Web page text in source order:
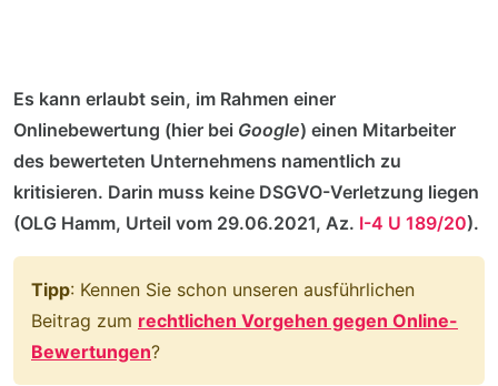
Es kann erlaubt sein, im Rahmen einer
Onlinebewertung (hier bei Google) einen Mitarbeiter
des bewerteten Unternehmens namentlich zu
kritisieren. Darin muss keine DSGVO-Verletzung liegen
(OLG Hamm, Urteil vom 29.06.2021, Az. I-4 U 189/20).
Tipp: Kennen Sie schon unseren ausführlichen
Beitrag zum rechtlichen Vorgehen gegen Online-
Bewertungen?